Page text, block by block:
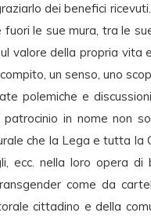
dei benefici
le sue mura, tra le
valore della propria vita
un senso, uno
polemiche e
in nome non
che la Lega e tutta la
ecc. nella loro opera di
come da
cittadino e della